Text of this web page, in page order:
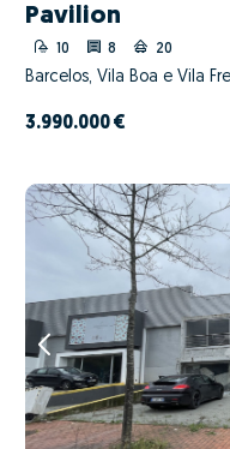
Pavilion
10 8 20
3.990.000 €